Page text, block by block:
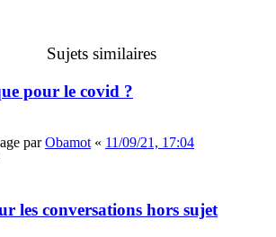
Sujets similaires
pour le covid ?
parObamot « 11/09/21, 17:04
les conversations hors sujet